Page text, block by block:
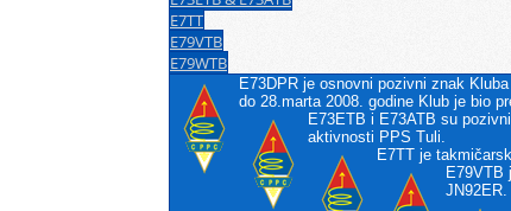
E7TT
E79VTB
E79WTB
E73DPR je osnovni pozivni znak
do 28.marta 2008. godine Klub je bio
E73ETB i E73ATB su
aktivnosti PPS Tuli.
E7TT je
E79VTB